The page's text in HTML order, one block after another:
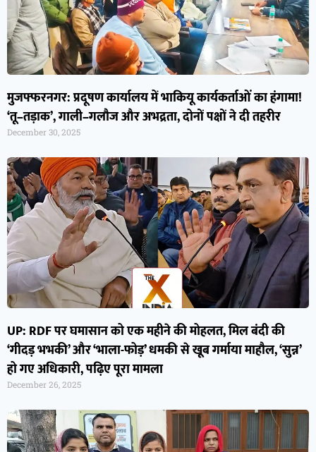
मुजफ्फरनगर: प्रदूषण कार्यालय में भाकियू कार्यकर्ताओं का हंगामा!
‘तू–तड़ाक’, गाली–गलौज और अभद्रता, दोनों पक्षों ने दी तहरीर
December 30, 2025
UP: RDF पर घमासान को एक महीने की मोहलत, मिल बंदी की
‘गीदड़ भभकी’ और ‘भाला-फोड़’ धमकी से खूब गर्माया माहौल, ‘सुन्न’
हो गए अधिकारी, पढ़िए पूरा मामला
December 26, 2025